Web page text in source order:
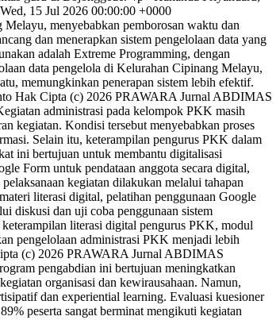
Wed, 15 Jul 2026 00:00:00 +0000
menyebabkan pemborosan waktu dan
dan menerapkan sistem pengelolaan data yang
adalah Extreme Programming, dengan
data pengelola di Kelurahan Cipinang Melayu,
memungkinkan penerapan sistem lebih efektif.
Hak Cipta (c) 2026 PRAWARA Jurnal ABDIMAS
administrasi pada kelompok PKK masih
kegiatan. Kondisi tersebut menyebabkan proses
Selain itu, keterampilan pengurus PKK dalam
ini bertujuan untuk membantu digitalisasi
Form untuk pendataan anggota secara digital,
kegiatan dilakukan melalui tahapan
literasi digital, pelatihan penggunaan Google
diskusi dan uji coba penggunaan sistem
literasi digital pengurus PKK, modul
pengelolaan administrasi PKK menjadi lebih
(c) 2026 PRAWARA Jurnal ABDIMAS
pengabdian ini bertujuan meningkatkan
organisasi dan kewirausahaan. Namun,
dan experiential learning. Evaluasi kuesioner
peserta sangat berminat mengikuti kegiatan